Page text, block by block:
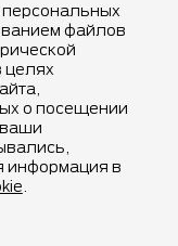
S.A. (Швейцария).
данных
персональных
файлов
целях
о посещении
ваши
информация в